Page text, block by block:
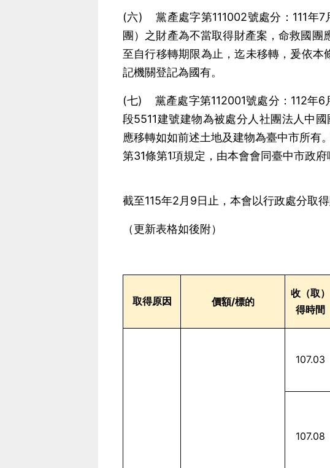
(六) 黨產處字第111002號處分：111年7
團）之財產為不當取得財產案，命救國
至自行移轉期限為止，迄未移轉，爰依本
記機關登記為國有。
(七) 黨產處字第112001號處分：112年6
段5511建號建物為被處分人社團法人中
應移轉如如前述土地及建物為臺中市所有
第31條第1項規定，由本會會同臺中市政
截至115年2月9日止，本會以行政處分取
（更新表格如後附）
取得原因 價額/標的
收（取）
得時間
107.03
107.08